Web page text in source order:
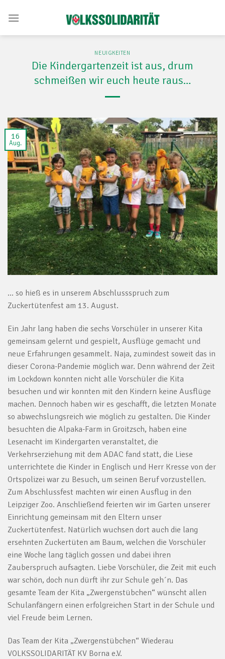
NEUIGKEITEN
Die Kindergartenzeit ist aus, drum
schmeißen wir euch heute raus…
16
Aug.
… so hieß es in unserem Abschlussspruch zum
Zuckertütenfest am 13. August.
Ein Jahr lang haben die sechs Vorschüler in unserer Kita
gemeinsam gelernt und gespielt, Ausflüge gemacht und
neue Erfahrungen gesammelt. Naja, zumindest soweit das in
dieser Corona-Pandemie möglich war. Denn während der Zeit
im Lockdown konnten nicht alle Vorschüler die Kita
besuchen und wir konnten mit den Kindern keine Ausflüge
machen. Dennoch haben wir es geschafft, die letzten Monate
so abwechslungsreich wie möglich zu gestalten. Die Kinder
besuchten die Alpaka-Farm in Groitzsch, haben eine
Lesenacht im Kindergarten veranstaltet, die
Verkehrserziehung mit dem ADAC fand statt, die Liese
unterrichtete die Kinder in Englisch und Herr Kresse von der
Ortspolizei war zu Besuch, um seinen Beruf vorzustellen.
Zum Abschlussfest machten wir einen Ausflug in den
Leipziger Zoo. Anschließend feierten wir im Garten unserer
Einrichtung gemeinsam mit den Eltern unser
Zuckertütenfest. Natürlich wuchsen dort auch die lang
ersehnten Zuckertüten am Baum, welchen die Vorschüler
eine Woche lang täglich gossen und dabei ihren
Zauberspruch aufsagten. Liebe Vorschüler, die Zeit mit euch
war schön, doch nun dürft ihr zur Schule geh´n. Das
gesamte Team der Kita „Zwergenstübchen“ wünscht allen
Schulanfängern einen erfolgreichen Start in der Schule und
viel Freude beim Lernen.
Das Team der Kita „Zwergenstübchen“ Wiederau
VOLKSSOLIDARITÄT KV Borna e.V.